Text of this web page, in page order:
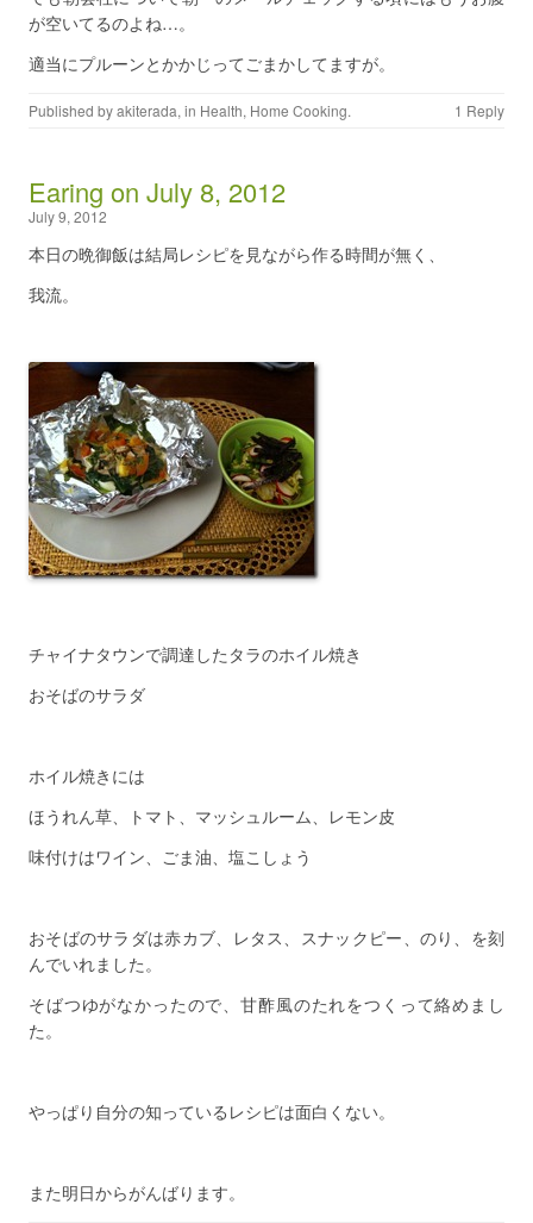
が空いてるのよね…。
適当にプルーンとかかじってごまかしてますが。
Published byakiterada, in Health, Home Cooking. 1 Reply
Earing on July 8, 2012
July 9, 2012
本日の晩御飯は結局レシピを見ながら作る時間が無く、
我流。
チャイナタウンで調達したタラのホイル焼き
おそばのサラダ
ホイル焼きには
ほうれん草、トマト、マッシュルーム、レモン皮
味付けはワイン、ごま油、塩こしょう
おそばのサラダは赤カブ、レタス、スナックピー、のり、を刻
んでいれました。
そばつゆがなかったので、甘酢風のたれをつくって絡めまし
た。
やっぱり自分の知っているレシピは面白くない。
また明日からがんばります。